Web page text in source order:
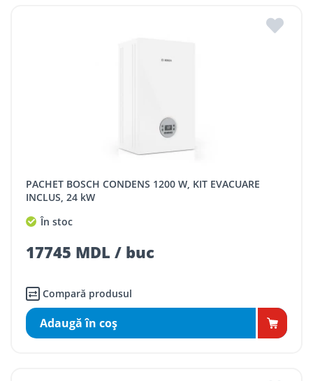
PACHET BOSCH CONDENS 1200 W, KIT EVACUARE
INCLUS, 24 kW
În stoc
17745 MDL / buc
Compară produsul
Adaugă în coş